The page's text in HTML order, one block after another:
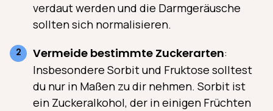
verdaut werden und die Darmgeräusche
sollten sich normalisieren.
Vermeide bestimmte Zuckerarten:
Insbesondere Sorbit und Fruktose solltest
du nur in Maßen zu dir nehmen. Sorbit ist
ein Zuckeralkohol, der in einigen Früchten